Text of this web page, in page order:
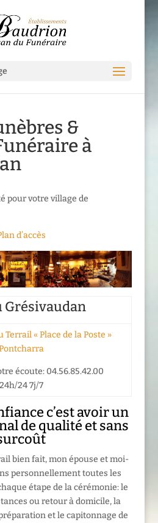
&
à
pour votre village de
d’accès
Grésivaudan
Terrail « Place de la Poste »
écoute: 04.56.85.42.00
24h/24 7j/7
c’est avoir un
de qualité et sans
bien fait, mon épouse et moi-
personnellement toutes les
étape de la cérémonie: le
ou retour à domicile, la
et le capitonnage de